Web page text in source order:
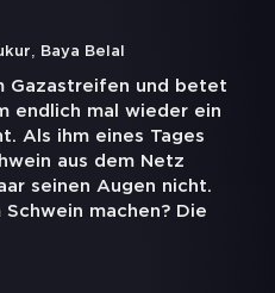
, Baya Belal
Gazastreifen und betet
endlich mal wieder ein
Als ihm eines Tages
aus dem Netz
seinen Augen nicht.
machen? Die